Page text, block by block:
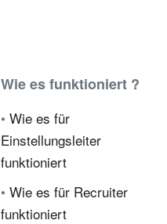
Wie es funktioniert ?
• Wie es für
Einstellungsleiter
funktioniert
• Wie es für Recruiter
funktioniert